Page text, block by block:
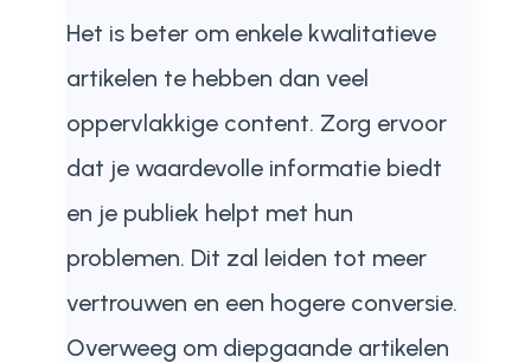
Het is beter om enkele kwalitatieve
artikelen te hebben dan veel
oppervlakkige content. Zorg ervoor
dat je waardevolle informatie biedt
en je publiek helpt met hun
problemen. Dit zal leiden tot meer
vertrouwen en een hogere conversie.
Overweeg om diepgaande artikelen